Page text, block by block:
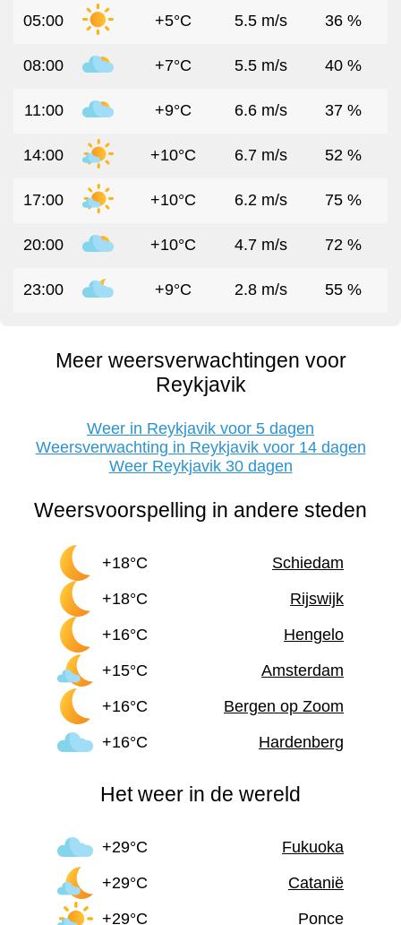
05:00 +5°C 5.5 m/s 36 %
08:00 +7°C 5.5 m/s 40 %
11:00 +9°C 6.6 m/s 37 %
14:00 +10°C 6.7 m/s 52 %
17:00 +10°C 6.2 m/s 75 %
20:00 +10°C 4.7 m/s 72 %
23:00 +9°C 2.8 m/s 55 %
Meer weersverwachtingen voor
Reykjavik
Weer in Reykjavik voor 5 dagen
Weersverwachting in Reykjavik voor 14 dagen
Weer Reykjavik 30 dagen
Weersvoorspelling in andere steden
+18°C
Schiedam
+18°C
Rijswijk
+16°C
Hengelo
+15°C
Amsterdam
+16°C
Bergen op Zoom
+16°C
Hardenberg
Het weer in de wereld
+29°C
Fukuoka
+29°C
Catanië
+29°C
Ponce